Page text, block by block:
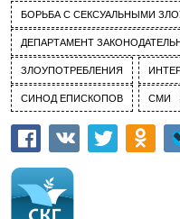
БОРЬБА С СЕКСУАЛЬНЫМИ
ДЕПАРТАМЕНТ
ЗЛОУПОТРЕБЛЕНИЯ
СИНОД ЕПИСКОПОВ СМИ